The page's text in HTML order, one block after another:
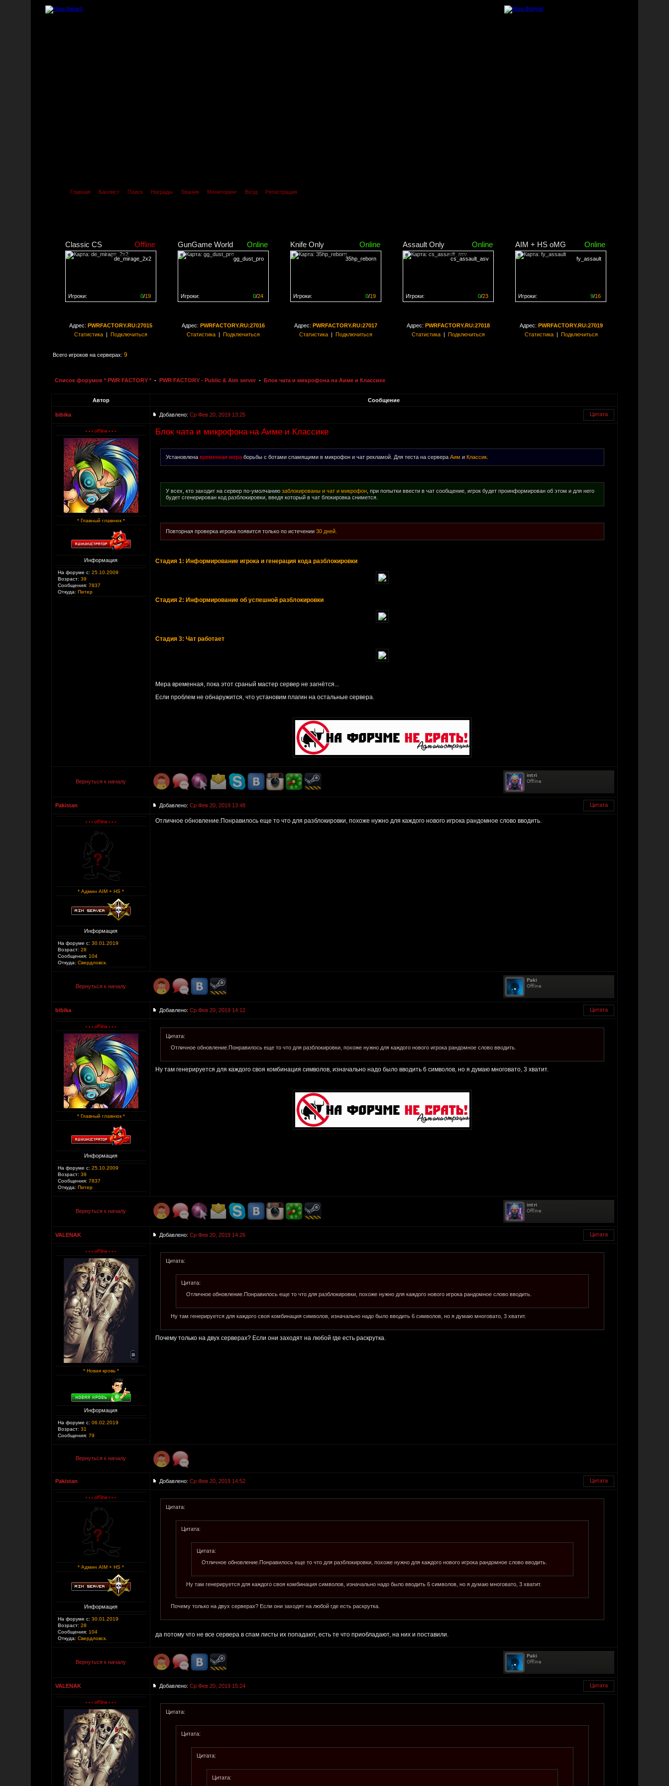
Главная Банлист Поиск Награды Звания Мониторинг Вход Регистрация
Classic CS Offline
de_mirage_2x2
0/19
Игроки:
GunGame World Online
gg_dust_pro
0/24
Игроки:
Knife Only Online
35hp_reborn
0/19
Игроки:
Assault Only Online
cs_assault_asv
0/23
Игроки:
AIM + HS oMG Online
fy_assault
9/16
Игроки:
Адрес: PWRFACTORY.RU:27015
Статистика| Подключиться
Адрес: PWRFACTORY.RU:27016
Статистика| Подключиться
Адрес: PWRFACTORY.RU:27017
Статистика| Подключиться
Адрес: PWRFACTORY.RU:27018
Статистика| Подключиться
Адрес: PWRFACTORY.RU:27019
Статистика| Подключиться
Всего игроков на серверах: 9
Список форумов * PWR FACTORY * - PWR FACTORY - Public & Aim server - Блок чата и микрофона на Аиме и Классике
Автор Сообщение
bibika Добавлено: Ср Фев 20, 2019 13:25 Цитата
* Главный главнюк *
Информация
На форуме с: 25.10.2009
Возраст: 39
Сообщения: 7837
Откуда: Питер
Блок чата и микрофона на Аиме и Классике
Установлена временная мера борьбы с ботами спамящими в микрофон и чат рекламой. Для теста на сервера Аим и Классик.
У всех, кто заходит на сервер по-умолчанию заблокированы и чат и микрофон , при попытки ввести в чат сообщение, игрок будет проинформирован об этом и для него
будет сгенерирован код разблокировки, введя который в чат блокировка снимется.
Повторная проверка игрока появится только по истечении 30 дней.
Стадия 1: Информирование игрока и генерация кода разблокировки
Стадия 2: Информирование об успешной разблокировки
Стадия 3: Чат работает
Мера временная, пока этот сраный мастер сервер не загнётся...
Если проблем не обнаружится, что установим плагин на остальные сервера.
Вернуться к началу
Pakistan Добавлено: Ср Фев 20, 2019 13:48 Цитата
* Админ AIM + HS *
Информация
На форуме с: 30.01.2019
Возраст: 28
Сообщения: 104
Откуда: Свердловск.
Отличное обновление.Понравилось еще то что для разблокировки, похоже нужно для каждого нового игрока рандомное слово вводить.
Вернуться к началу
bibika Добавлено: Ср Фев 20, 2019 14:12 Цитата
* Главный главнюк *
Информация
На форуме с: 25.10.2009
Возраст: 39
Сообщения: 7837
Откуда: Питер
Цитата:
Отличное обновление.Понравилось еще то что для разблокировки, похоже нужно для каждого нового игрока рандомное слово вводить.
Ну там генерируется для каждого своя комбинация символов, изначально надо было вводить 6 символов, но я думаю многовато, 3 хватит.
Вернуться к началу
VALENAK Добавлено: Ср Фев 20, 2019 14:26 Цитата
* Новая кровь *
Информация
На форуме с: 06.02.2019
Возраст: 31
Сообщения: 79
Цитата:
Цитата:
Отличное обновление.Понравилось еще то что для разблокировки, похоже нужно для каждого нового игрока рандомное слово вводить.
Ну там генерируется для каждого своя комбинация символов, изначально надо было вводить 6 символов, но я думаю многовато, 3 хватит.
Почему только на двух серверах? Если они заходят на любой где есть раскрутка.
Вернуться к началу
Pakistan Добавлено: Ср Фев 20, 2019 14:52 Цитата
* Админ AIM + HS *
Информация
На форуме с: 30.01.2019
Возраст: 28
Сообщения: 104
Откуда: Свердловск.
Цитата:
Цитата:
Цитата:
Отличное обновление.Понравилось еще то что для разблокировки, похоже нужно для каждого нового игрока рандомное слово вводить.
Ну там генерируется для каждого своя комбинация символов, изначально надо было вводить 6 символов, но я думаю многовато, 3 хватит.
Почему только на двух серверах? Если они заходят на любой где есть раскрутка.
да потому что не все сервера в спам листы их попадают, есть те что приобладают, на них и поставили.
Вернуться к началу
VALENAK Добавлено: Ср Фев 20, 2019 15:24 Цитата
Цитата:
Цитата:
Цитата:
Цитата: